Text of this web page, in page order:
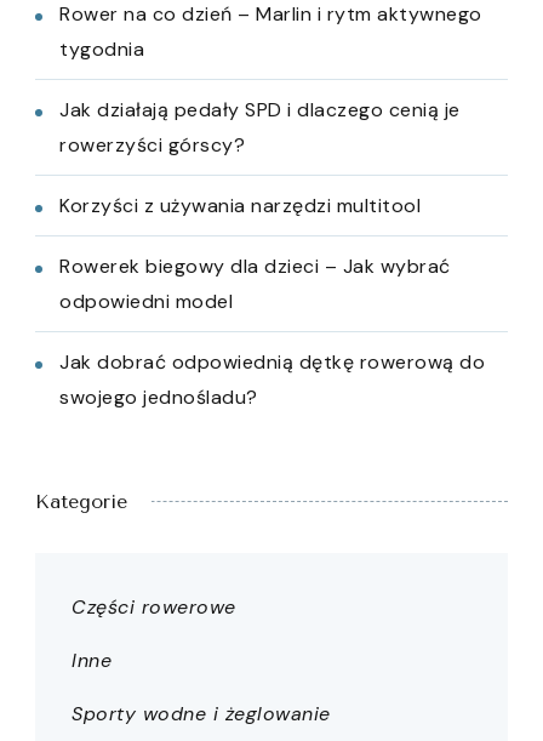
Rower na co dzień – Marlin i rytm aktywnego
tygodnia
Jak działają pedały SPD i dlaczego cenią je
rowerzyści górscy?
Korzyści z używania narzędzi multitool
Rowerek biegowy dla dzieci – Jak wybrać
odpowiedni model
Jak dobrać odpowiednią dętkę rowerową do
swojego jednośladu?
Kategorie
Części rowerowe
Inne
Sporty wodne i żeglowanie